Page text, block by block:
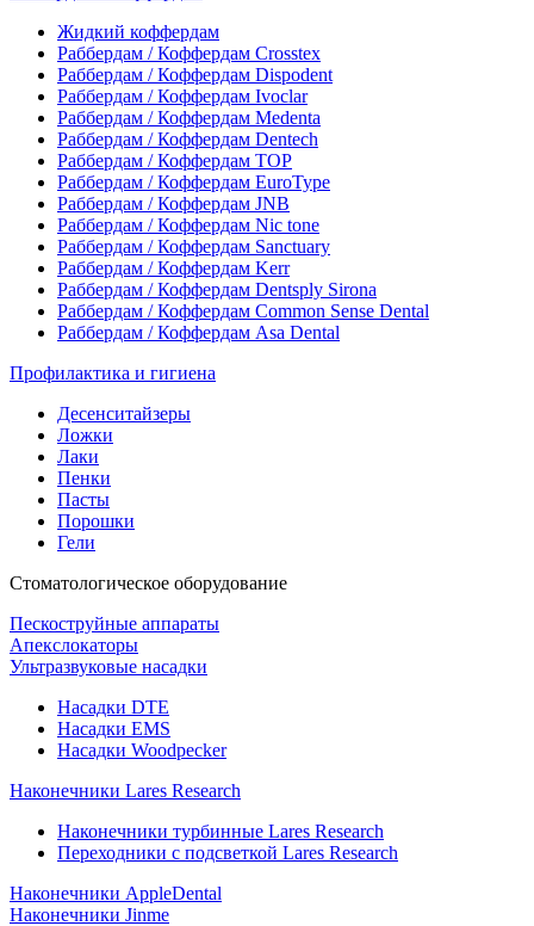
Жидкий коффердам
Раббердам / Коффердам Crosstex
Раббердам / Коффердам Dispodent
Раббердам / Коффердам Ivoclar
Раббердам / Коффердам Medenta
Раббердам / Коффердам Dentech
Раббердам / Коффердам ТОР
Раббердам / Коффердам EuroType
Раббердам / Коффердам JNB
Раббердам / Коффердам Nic tone
Раббердам / Коффердам Sanctuary
Раббердам / Коффердам Kerr
Раббердам / Коффердам Dentsply Sirona
Раббердам / Коффердам Common Sense Dental
Раббердам / Коффердам Asa Dental
Профилактика и гигиена
Десенситайзеры
Ложки
Лаки
Пенки
Пасты
Порошки
Гели
Стоматологическое оборудование
Пескоструйные аппараты
Апекслокаторы
Ультразвуковые насадки
Насадки DTE
Насадки EMS
Насадки Woodpecker
Наконечники Lares Research
Наконечники турбинные Lares Research
Переходники с подсветкой Lares Research
Наконечники AppleDental
Наконечники Jinme